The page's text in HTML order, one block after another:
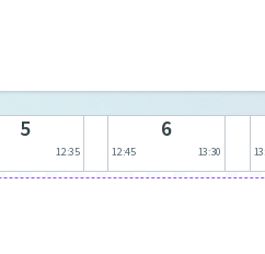
5
12:35
6
12:45 13:30